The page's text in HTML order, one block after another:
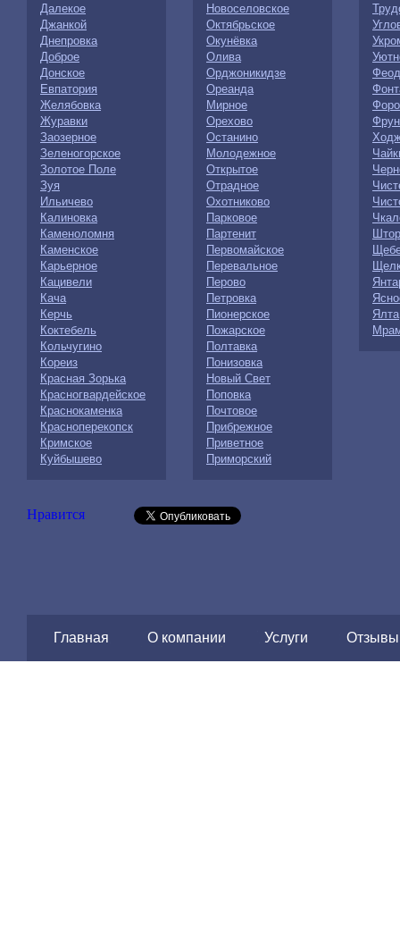
Далекое
Джанкой
Днепровка
Доброе
Донское
Евпатория
Желябовка
Журавки
Заозерное
Зеленогорское
Золотое Поле
Зуя
Ильичево
Калиновка
Каменоломня
Каменское
Карьерное
Кацивели
Кача
Керчь
Коктебель
Кольчугино
Кореиз
Красная Зорька
Красногвардейское
Краснокаменка
Красноперекопск
Кримское
Куйбышево
Новоселовское
Октябрьское
Окунёвка
Олива
Орджоникидзе
Ореанда
Мирное
Орехово
Останино
Молодежное
Открытое
Отрадное
Охотниково
Парковое
Партенит
Первомайское
Перевальное
Перово
Петровка
Пионерское
Пожарское
Полтавка
Понизовка
Новый Свет
Поповка
Почтовое
Прибрежное
Приветное
Приморский
Ялта
Нравится
Главная О компании Услуги Отзывы